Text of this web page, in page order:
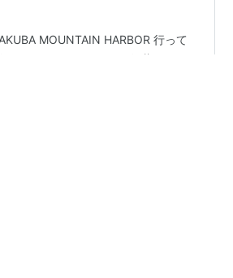
MOUNTAIN HARBOR 行って
ってきたので ちょっと 紅葉には早